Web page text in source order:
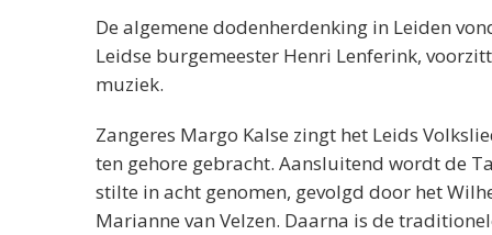
De algemene dodenherdenking in Leiden
Leidse burgemeester Henri Lenferink,
muziek.
Zangeres Margo Kalse zingt het Leids
ten gehore gebracht. Aansluitend wordt de
stilte in acht genomen, gevolgd door het
Marianne van Velzen. Daarna is de